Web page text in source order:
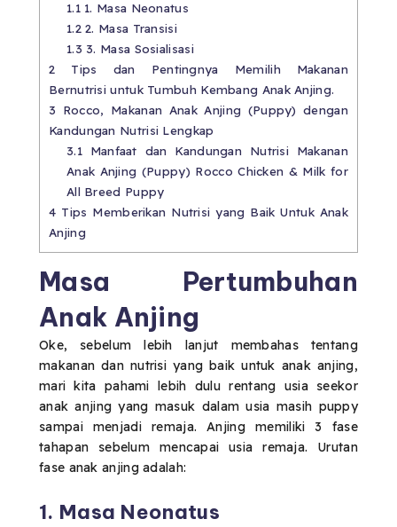
1.11. Masa Neonatus
1.22. Masa Transisi
1.3 3. Masa Sosialisasi
2 Tips dan Pentingnya Memilih Makanan
Bernutrisi untuk Tumbuh Kembang Anak Anjing.
3 Rocco, Makanan Anak Anjing (Puppy) dengan
Kandungan Nutrisi Lengkap
3.1Manfaat dan Kandungan Nutrisi Makanan
Anak Anjing (Puppy) Rocco Chicken & Milk for
All Breed Puppy
4 Tips Memberikan Nutrisi yang Baik Untuk Anak
Anjing
Masa Pertumbuhan
Anak Anjing
Oke, sebelum lebih lanjut membahas tentang
makanan dan nutrisi yang baik untuk anak anjing,
mari kita pahami lebih dulu rentang usia seekor
anak anjing yang masuk dalam usia masih puppy
sampai menjadi remaja. Anjing memiliki 3 fase
tahapan sebelum mencapai usia remaja. Urutan
fase anak anjing adalah:
1. Masa Neonatus